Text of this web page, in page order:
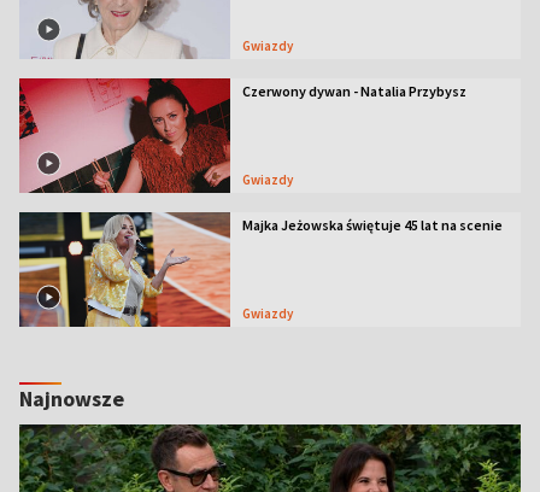
Gwiazdy
Czerwony dywan - Natalia Przybysz
Gwiazdy
Majka Jeżowska świętuje 45 lat na scenie
Gwiazdy
Najnowsze